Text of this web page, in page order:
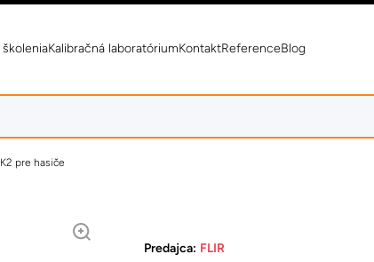
Kalibračná laboratóriumKontaktReferenceBlog
pre hasiče
Predajca: FLIR